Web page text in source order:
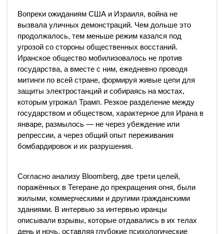
Вопреки ожиданиям США и Израиля, война не
вызвала уличных демонстраций. Чем дольше это
продолжалось, тем меньше режим казался под
угрозой со стороны общественных восстаний.
Иранское общество мобилизовалось не против
государства, а вместе с ним, ежедневно проводя
митинги по всей стране, формируя живые цепи для
защиты электростанций и собираясь на мостах,
которым угрожал Трамп. Резкое разделение между
государством и обществом, характерное для Ирана в
январе, размылось — не через убеждение или
репрессии, а через общий опыт переживания
бомбардировок и их разрушения.
Согласно анализу Bloomberg, две трети целей,
поражённых в Тегеране до прекращения огня, были
жилыми, коммерческими и другими гражданскими
зданиями. В интервью за интервью иранцы
описывали взрывы, которые отдавались в их телах
день и ночь, оставляя глубокие психологические